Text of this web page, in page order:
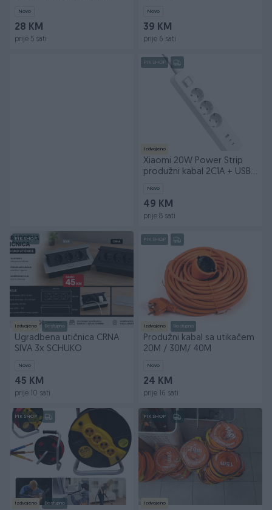
Novo
28 KM
prije 5 sati
Novo
39 KM
prije 6 sati
PIK SHOP
Izdvojeno
Xiaomi 20W Power Strip
produžni kabal 2C1A + USB i
Novo
49 KM
prije 8 sati
PIK SHOP
Izdvojeno Dostupno
Ugradbena utičnica CRNA
SIVA 3x SCHUKO
Novo
45 KM
prije 10 sati
PIK SHOP
Izdvojeno Dostupno
Produžni kabal sa utikačem
20M / 30M/ 40M
Novo
24 KM
prije 16 sati
PIK SHOP
Izdvojeno Dostupno
PIK SHOP
Izdvojeno